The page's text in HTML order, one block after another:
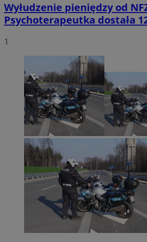
Wyłudzenie pieniędzy od
Psychoterapeutka dostała
1